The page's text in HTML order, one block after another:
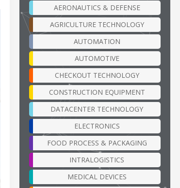
AERONAUTICS & DEFENSE
AGRICULTURE TECHNOLOGY
AUTOMATION
AUTOMOTIVE
CHECKOUT TECHNOLOGY
CONSTRUCTION EQUIPMENT
DATACENTER TECHNOLOGY
ELECTRONICS
FOOD PROCESS & PACKAGING
INTRALOGISTICS
MEDICAL DEVICES